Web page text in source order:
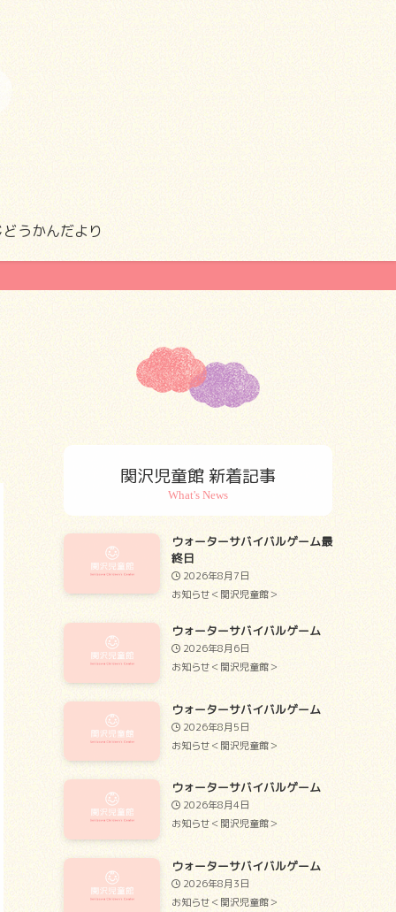
うかんだより
関沢児童館 新着記事
ウォーターサバイバルゲーム最
終日
2026年8月7日
お知らせ＜関沢児童館＞
ウォーターサバイバルゲーム
2026年8月6日
お知らせ＜関沢児童館＞
ウォーターサバイバルゲーム
2026年8月5日
お知らせ＜関沢児童館＞
ウォーターサバイバルゲーム
2026年8月4日
お知らせ＜関沢児童館＞
ウォーターサバイバルゲーム
2026年8月3日
お知らせ＜関沢児童館＞